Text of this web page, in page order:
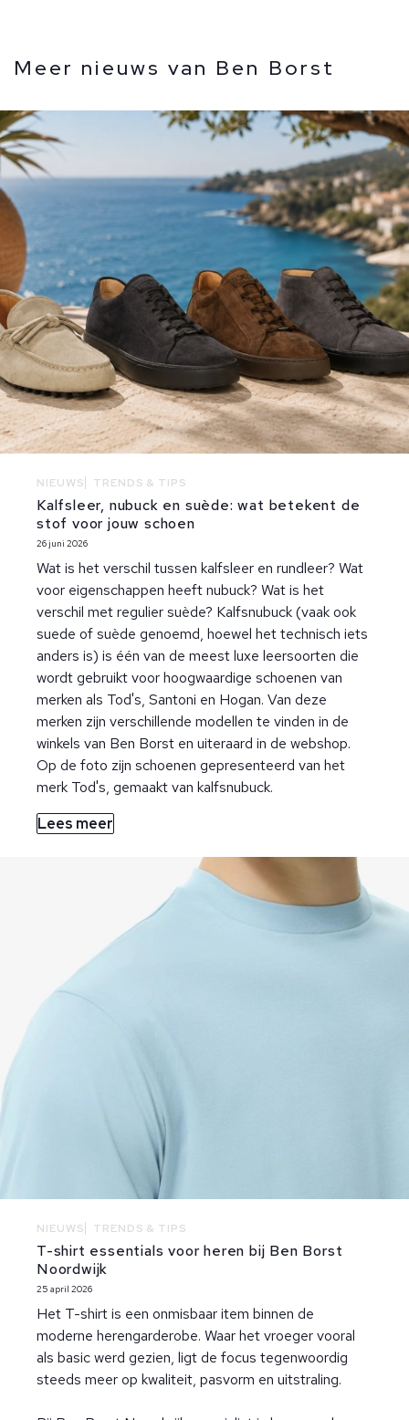
Meer nieuws van Ben Borst
NIEUWS TRENDS & TIPS
Kalfsleer, nubuck en suède: wat betekent de
stof voor jouw schoen
26 juni 2026
Wat is het verschil tussen kalfsleer en rundleer? Wat
voor eigenschappen heeft nubuck? Wat is het
verschil met regulier suède? Kalfsnubuck (vaak ook
suede of suède genoemd, hoewel het technisch iets
anders is) is één van de meest luxe leersoorten die
wordt gebruikt voor hoogwaardige schoenen van
merken als Tod's, Santoni en Hogan. Van deze
merken zijn verschillende modellen te vinden in de
winkels van Ben Borst en uiteraard in de webshop.
Op de foto zijn schoenen gepresenteerd van het
merk Tod's, gemaakt van kalfsnubuck.
Lees meer
NIEUWS TRENDS & TIPS
T-shirt essentials voor heren bij Ben Borst
Noordwijk
25 april 2026
Het T-shirt is een onmisbaar item binnen de
moderne herengarderobe. Waar het vroeger vooral
als basic werd gezien, ligt de focus tegenwoordig
steeds meer op kwaliteit, pasvorm en uitstraling.